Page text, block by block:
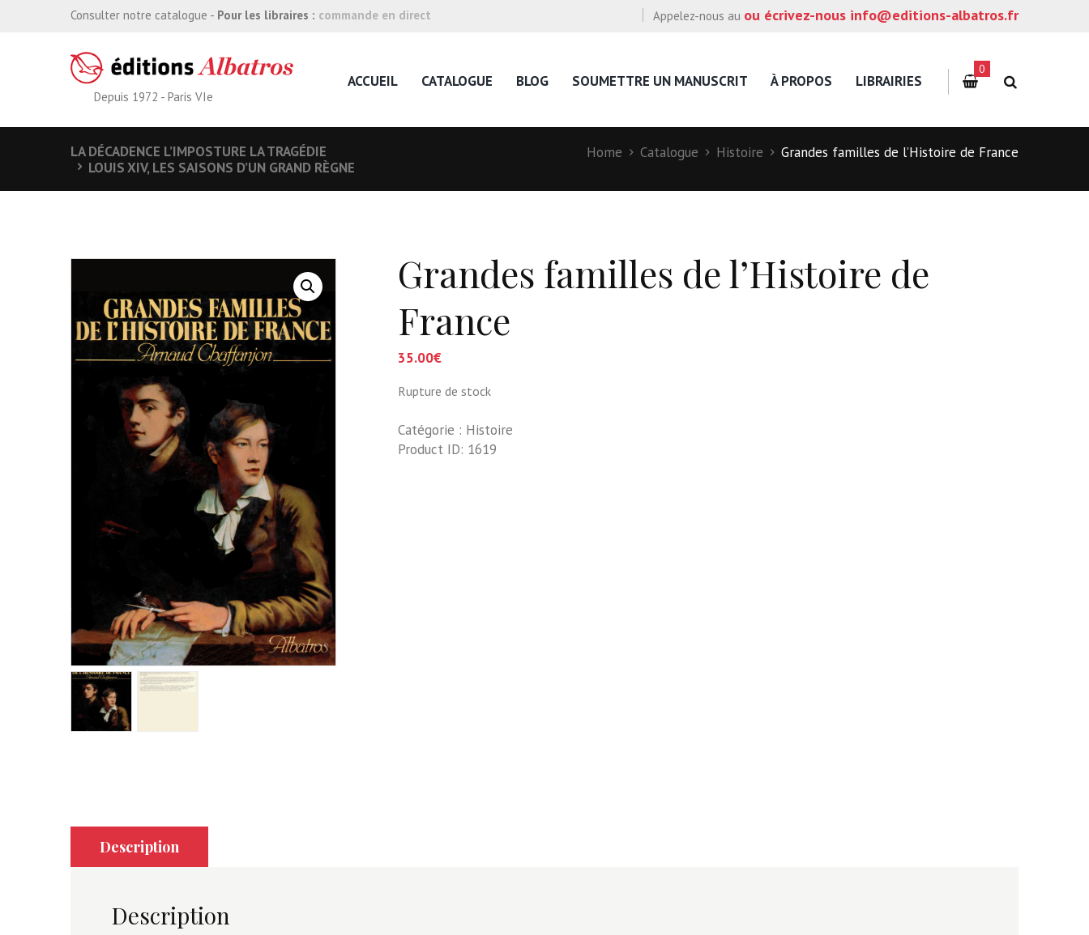
Consulter notre catalogue - Pour les libraires : commande en direct Appelez-nous au ou écrivez-nous info@editions-albatros.fr
Depuis 1972 - Paris VIe
ACCUEIL CATALOGUE BLOG SOUMETTRE UN MANUSCRIT À PROPOS LIBRAIRIES
0
LA DÉCADENCE L’IMPOSTURE LA TRAGÉDIE
LOUIS XIV, LES SAISONS D’UN GRAND RÈGNE
Home Catalogue Histoire Grandes familles de l’Histoire de France
Grandes familles de l’Histoire de
France
35.00€
Rupture de stock
Catégorie : Histoire
Product ID: 1619
Description
Description